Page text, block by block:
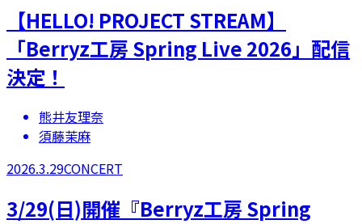
【​HELLO! PROJECT STREAM】
「Berryz工房 Spring Live 2026」配信
決定！
熊井友理奈
須藤茉麻
2026.3.29CONCERT
3/29(日)開催『Berryz工房 Spring